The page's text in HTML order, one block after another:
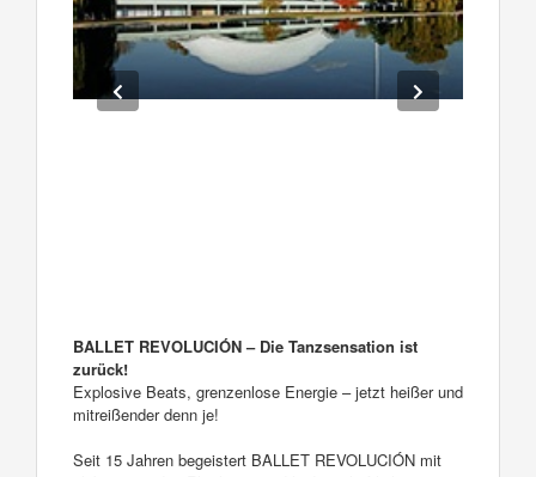
BALLET REVOLUCIÓN – Die Tanzsensation ist
zurück!
Explosive Beats, grenzenlose Energie – jetzt heißer und
mitreißender denn je!
Seit 15 Jahren begeistert BALLET REVOLUCIÓN mit